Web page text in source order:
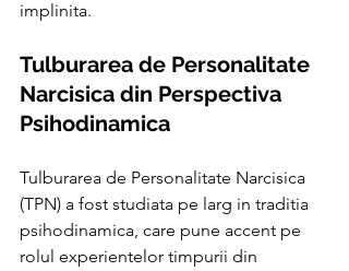
implinita.
Tulburarea de Personalitate
Narcisica din Perspectiva
Psihodinamica
Tulburarea de Personalitate Narcisica
(TPN) a fost studiata pe larg in traditia
psihodinamica, care pune accent pe
rolul experientelor timpurii din